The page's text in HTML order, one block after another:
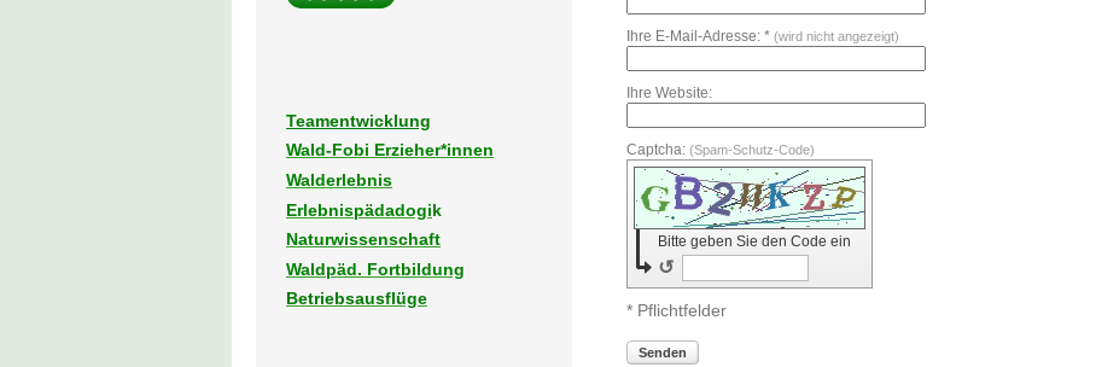
Ihre E-Mail-Adresse: *(wird nicht angezeigt)
Ihre Website:
Captcha:(Spam-Schutz-Code)
Bitte geben Sie den Code ein
↺
* Pflichtfelder
Senden
Teamentwicklung
Wald-Fobi Erzieher*innen
Walderlebnis
Erlebnispädadogik
Naturwissenschaft
Waldpäd. Fortbildung
Betriebsausflüge